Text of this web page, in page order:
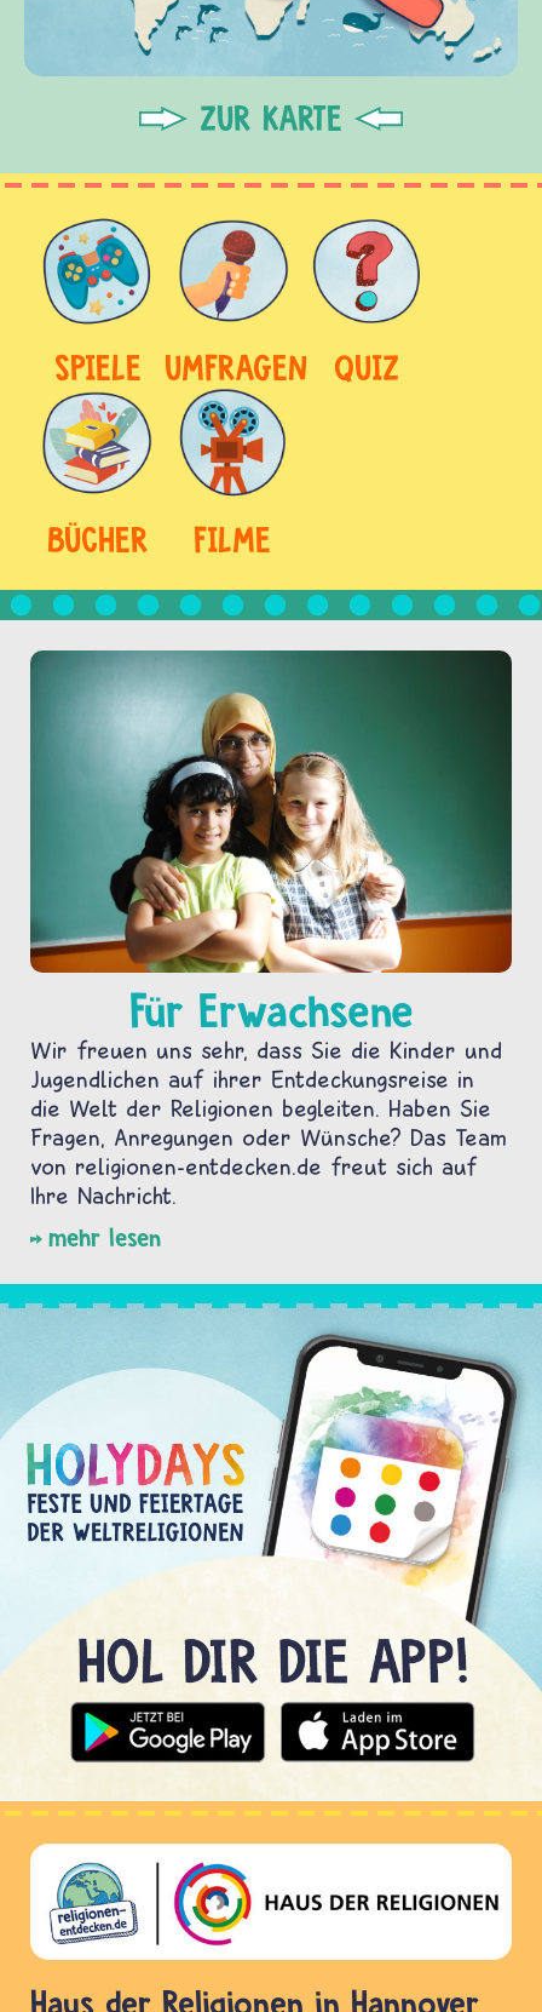
ZUR KARTE
SPIELE UMFRAGEN QUIZ
BÜCHER FILME
Für Erwachsene
Wir freuen uns sehr, dass Sie die Kinder und
Jugendlichen auf ihrer Entdeckungsreise in
die Welt der Religionen begleiten. Haben Sie
Fragen, Anregungen oder Wünsche? Das Team
von religionen-entdecken.de freut sich auf
Ihre Nachricht.
mehr lesen
Haus der Religionen in Hannover